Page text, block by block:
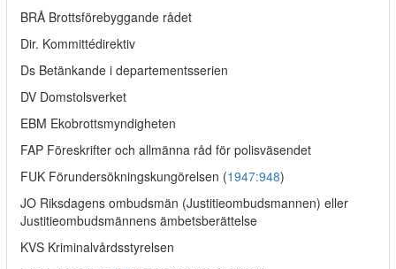
BRÅ Brottsförebyggande rådet
Dir. Kommittédirektiv
Ds Betänkande i departementsserien
DV Domstolsverket
EBM Ekobrottsmyndigheten
FAP Föreskrifter och allmänna råd för polisväsendet
FUK Förundersökningskungörelsen (1947:948)
JO Riksdagens ombudsmän (Justitieombudsmannen) eller
Justitieombudsmännens ämbetsberättelse
KVS Kriminalvårdsstyrelsen